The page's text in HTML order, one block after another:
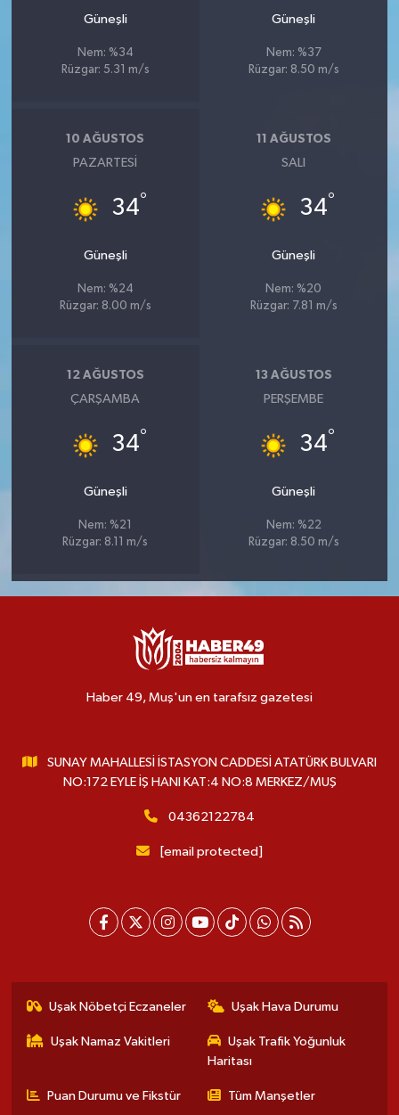
Güneşli
Nem: %34
Rüzgar: 5.31 m/s
Güneşli
Nem: %37
Rüzgar: 8.50 m/s
10 AĞUSTOS
PAZARTESI
34°
Güneşli
Nem: %24
Rüzgar: 8.00 m/s
11 AĞUSTOS
SALI
34°
Güneşli
Nem: %20
Rüzgar: 7.81 m/s
12 AĞUSTOS
ÇARŞAMBA
34°
Güneşli
Nem: %21
Rüzgar: 8.11 m/s
13 AĞUSTOS
PERŞEMBE
34°
Güneşli
Nem: %22
Rüzgar: 8.50 m/s
Haber 49, Muş'un en tarafsız gazetesi
SUNAY MAHALLESİ İSTASYON CADDESİ ATATÜRK BULVARI
NO:172 EYLE İŞ HANI KAT:4 NO:8 MERKEZ/MUŞ
04362122784
[email protected]
Uşak Nöbetçi Eczaneler Uşak Hava Durumu
Uşak Namaz Vakitleri
Uşak Trafik Yoğunluk
Haritası
Puan Durumu ve Fikstür Tüm Manşetler